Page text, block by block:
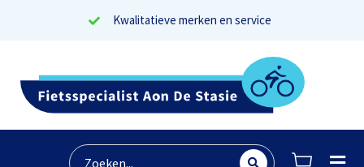
Kwalitatieve merken en service